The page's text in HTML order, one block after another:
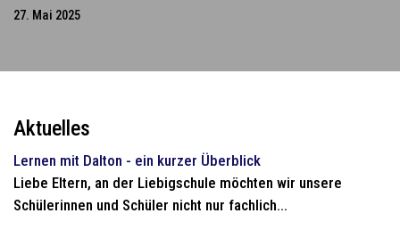
27. Mai 2025
Aktuelles
Lernen mit Dalton - ein kurzer Überblick
Liebe Eltern, an der Liebigschule möchten wir unsere
Schülerinnen und Schüler nicht nur fachlich...